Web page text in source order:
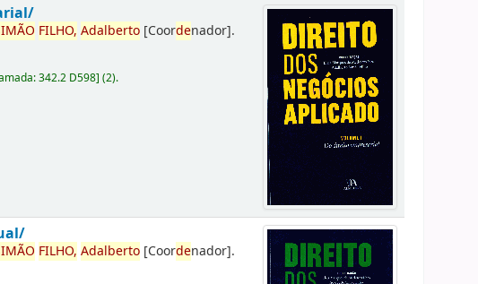
FILHO, Adalberto [Coordenador].
342.2 D598](2).
FILHO, Adalberto [Coordenador].